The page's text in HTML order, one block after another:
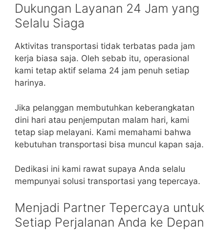
Dukungan Layanan 24 Jam yang
Selalu Siaga
Aktivitas transportasi tidak terbatas pada jam
kerja biasa saja. Oleh sebab itu, operasional
kami tetap aktif selama 24 jam penuh setiap
harinya.
Jika pelanggan membutuhkan keberangkatan
dini hari atau penjemputan malam hari, kami
tetap siap melayani. Kami memahami bahwa
kebutuhan transportasi bisa muncul kapan saja.
Dedikasi ini kami rawat supaya Anda selalu
mempunyai solusi transportasi yang tepercaya.
Menjadi Partner Tepercaya untuk
Setiap Perjalanan Anda ke Depan